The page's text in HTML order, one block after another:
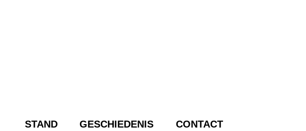
STAND GESCHIEDENIS CONTACT